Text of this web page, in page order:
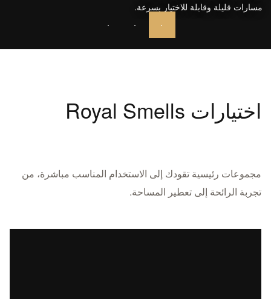
مسارات قليلة وقابلة للاختيار بسرعة.
اختيارات Royal Smells
مجموعات رئيسية تقودك إلى الاستخدام المناسب مباشرة، من
تجربة الرائحة إلى تعطير المساحة.